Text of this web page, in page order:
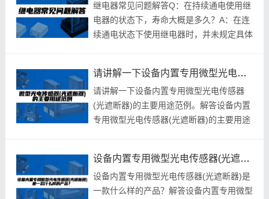
继电器常见问题解答Q：在持续通电使用继
电器的状态下，寿命大概是多久？A：在连
续通电状态下使用继电器时，并未规定具体
请讲解一下设备内置专用微型光电传感器(光遮断器)的主要用途范例。
请讲解一下设备内置专用微型光电传感器
(光遮断器)的主要用途范例。解答设备内置
专用微型光电传感器(光遮断器)的主要用途
设备内置专用微型光电传感器(光遮断器)是一款什么样的产品？
设备内置专用微型光电传感器(光遮断器)是
一款什么样的产品？解答设备内置专用微型